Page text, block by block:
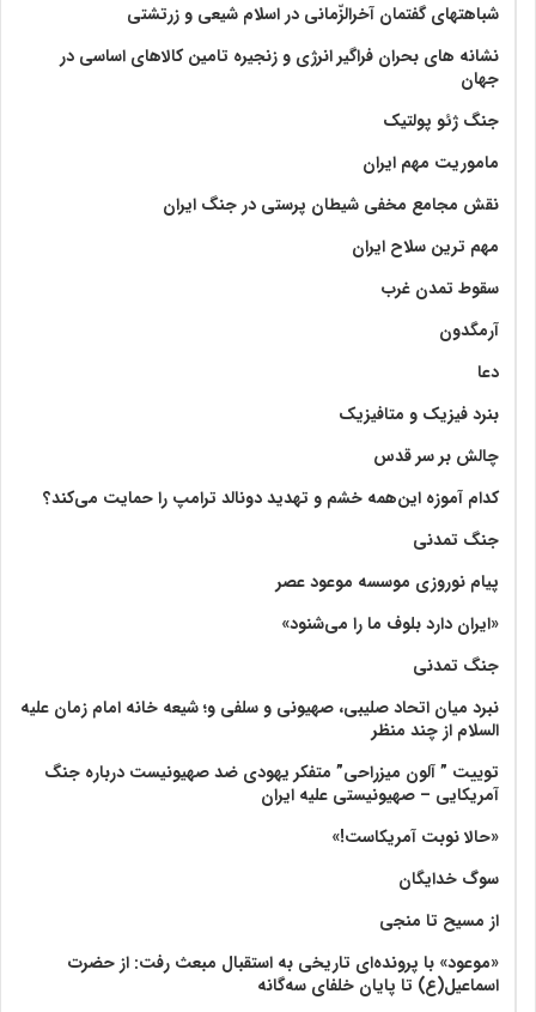
شباهتهای گفتمان آخر‌الزّمانی در اسلام شیعی و زرتشتی
نشانه های بحران فراگیر انرژی و زنجیره تامین کالاهای اساسی در
جهان
جنگ ژئو پولتیک
ماموریت مهم ایران
نقش مجامع مخفی شیطان پرستی در جنگ ایران
مهم ترین سلاح ایران
سقوط تمدن غرب
آرمگدون
دعا
بنرد فیزیک و متافیزیک
چالش بر سر قدس
کدام آموزه این‌همه خشم و تهدید دونالد ترامپ را حمایت می‌کند؟
جنگ تمدنی
پیام نوروزی موسسه موعود عصر
«ایران دارد بلوف ما را می‌شنود»
جنگ تمدنی
نبرد میان اتحاد صلیبی، صهیونی و سلفی و؛ شیعه خانه امام زمان علیه
السلام از چند منظر
توییت ” آلون میزراحی” متفکر یهودی ضد صهیونیست درباره جنگ
آمریکایی – صهیونیستی علیه ایران
«حالا نوبت آمریکاست!»
سوگ خدایگان
از مسیح تا منجی
«موعود» با پرونده‌ای تاریخی به استقبال مبعث رفت: از حضرت
اسماعیل(ع) تا پایان خلفای سه‌گانه